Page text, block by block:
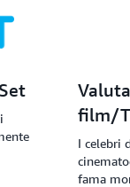
film/
I celebri
fama